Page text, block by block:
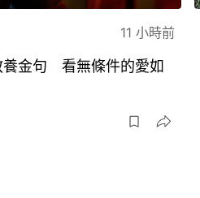
11 小時前
養金句 看無條件的愛如